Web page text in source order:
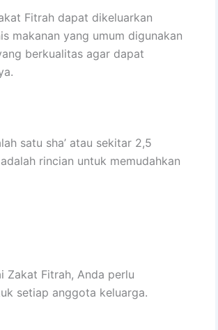
Fitrah dapat dikeluarkan
makanan yang umum digunakan
berkualitas agar dapat
satu sha’ atau sekitar 2,5
rincian untuk memudahkan
Zakat Fitrah, Anda perlu
setiap anggota keluarga.